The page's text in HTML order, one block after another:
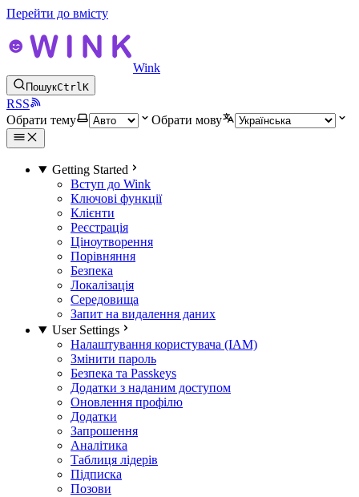
Перейти до вмісту
Wink
ПошукCtrlK
RSS
Обрати тему
Обрати мову
Getting Started
Вступ до Wink
Ключові функції
Клієнти
Реєстрація
Ціноутворення
Порівняння
Безпека
Локалізація
Середовища
Запит на видалення даних
User Settings
Налаштування користувача (IAM)
Змінити пароль
Безпека та Passkeys
Додатки з наданим доступом
Оновлення профілю
Додатки
Запрошення
Аналітика
Таблиця лідерів
Підписка
Позови